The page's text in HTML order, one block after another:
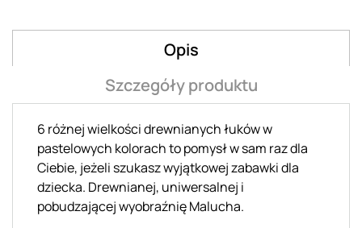
Opis
Szczegóły produktu
6 różnej wielkości drewnianych łuków w
pastelowych kolorach to pomysł w sam raz dla
Ciebie, jeżeli szukasz wyjątkowej zabawki dla
dziecka. Drewnianej, uniwersalnej i
pobudzającej wyobraźnię Malucha.